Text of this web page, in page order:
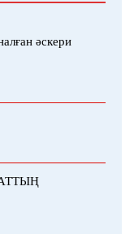
әскери